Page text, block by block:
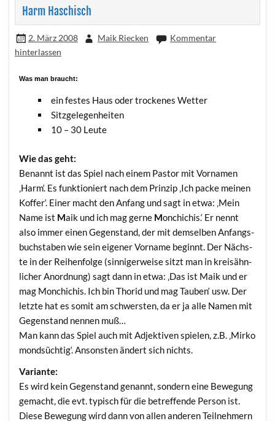
Harm Haschisch
2. März 2008 Maik Riecken
Kommentar
hinterlassen
Was man braucht:
ein fes­tes Haus oder tro­cke­nes Wetter
Sitz­ge­le­gen­hei­ten
10 – 30 Leute
Wie das geht:
Benannt ist das Spiel nach einem Pas­tor mit Vor­na­men
‚Harm‘. Es funk­tio­niert nach dem Prin­zip ‚Ich packe mei­nen
Kof­fer‘. Einer macht den Anfang und sagt in etwa: ‚Mein
Name ist Maik und ich mag ger­ne Monchi­chis.‘ Er nennt
also immer einen Gegen­stand, der mit dem­sel­ben Anfangs­
buch­sta­ben wie sein eige­ner Vor­na­me beginnt. Der Nächs­
te in der Rei­hen­fol­ge (sin­ni­ger­wei­se sitzt man in kreis­ähn­
li­cher Anord­nung) sagt dann in etwa: ‚Das ist Maik und er
mag Mon­chi­chis. Ich bin Tho­rid und mag Tau­ben‘ usw. Der
letz­te hat es somit am schwers­ten, da er ja alle Namen mit
Gegen­stand nen­nen muß…
Man kann das Spiel auch mit Adjek­ti­ven spie­len, z.B. ‚Mir­ko
mond­süch­tig‘. Ansons­ten ändert sich nichts.
Vari­an­te:
Es wird kein Gegen­stand genannt, son­dern eine Bewe­gung
gemacht, die evt. typisch für die betref­fen­de Per­son ist.
Die­se Bewe­gung wird dann von allen ande­ren Teil­neh­mern